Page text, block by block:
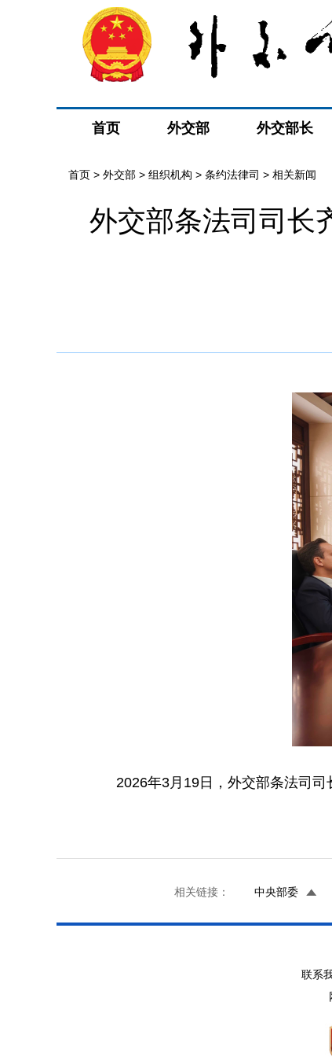
首页 外交部 外交部长
首页 > 外交部 > 组织机构 > 条约法律司 > 相关新闻
外交部条法司司长
2026年3月19日，外交部条法司
相关链接： 中央部委
联系